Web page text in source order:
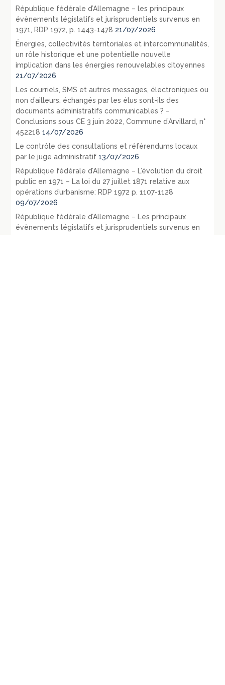
République fédérale d’Allemagne – les principaux
évènements législatifs et jurisprudentiels survenus en
1971, RDP 1972, p. 1443-1478 21/07/2026
Énergies, collectivités territoriales et intercommunalités,
un rôle historique et une potentielle nouvelle
implication dans les énergies renouvelables citoyennes
21/07/2026
Les courriels, SMS et autres messages, électroniques ou
non d’ailleurs, échangés par les élus sont-ils des
documents administratifs communicables ? –
Conclusions sous CE 3 juin 2022, Commune d’Arvillard, n°
452218 14/07/2026
Le contrôle des consultations et référendums locaux
par le juge administratif 13/07/2026
République fédérale d’Allemagne – L’évolution du droit
public en 1971 – La loi du 27 juillet 1871 relative aux
opérations d’urbanisme: RDP 1972 p. 1107-1128
09/07/2026
République fédérale d’Allemagne – Les principaux
évènements législatifs et jurisprudentiels survenus en